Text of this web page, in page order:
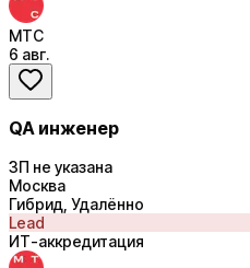
МТС
6 авг.
QA инженер
ЗП не указана
Москва
Гибрид, Удалённо
Lead
ИТ-аккредитация